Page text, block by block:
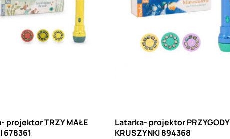
projektor TRZY MAŁE
678361
Latarka- projektor PRZYGODY
KRUSZYNKI 894368